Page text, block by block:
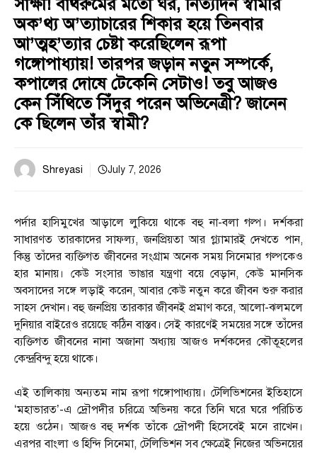
সাক্ষী! বাথরুমের মতো ঘর, নিত্যদিন স্বামীর
অক’থ্য অ’ত্যাচারের শিকার হয়ে তিনবার
আ’ত্মহ’ত্যার চেষ্টা করেছিলেন রূপা
গঙ্গোপাধ্যায়! তারপর জড়ান নতুন সম্পর্কে,
কপালের দোষে টেকেনি সেটাও! তবু আজও
কেন সিঁথিতে সিঁদুর পরেন অভিনেত্রী? জানেন
কে ছিলেন তাঁর স্বামী?
Shreyasi July 7, 2026
পর্দার হাসিমুখের আড়ালে লুকিয়ে থাকে বহু না-বলা গল্প। দর্শকরা
সাধারণত তারকাদের সাফল্য, জনপ্রিয়তা আর গ্ল্যামারই দেখতে পান,
কিন্তু তাঁদের ব্যক্তিগত জীবনের সংগ্রাম অনেক সময় সিনেমার গল্পকেও
হার মানায়। কেউ সংসার ভাঙার যন্ত্রণা বয়ে বেড়ান, কেউ মানসিক
অবসাদের সঙ্গে লড়াই করেন, আবার কেউ নতুন করে জীবন শুরু করার
সাহস দেখান। বহু জনপ্রিয় তারকার জীবনই প্রমাণ করে, আলো-ঝলমলে
দুনিয়ার বাইরেও রয়েছে কঠিন বাস্তব। সেই কারণেই সময়ের সঙ্গে তাঁদের
ব্যক্তিগত জীবনের নানা অজানা অধ্যায় আজও দর্শকদের কৌতূহলের
কেন্দ্রবিন্দু হয়ে থাকে।
এই তালিকায় অন্যতম নাম রূপা গঙ্গোপাধ্যায়। টেলিভিশনের ইতিহাসে
‘মহাভারত’-এ দ্রৌপদীর চরিত্রে অভিনয় করে তিনি ঘরে ঘরে পরিচিত
হয়ে ওঠেন। আজও বহু দর্শক তাঁকে দ্রৌপদী হিসেবেই মনে রাখেন।
এরপর বাংলা ও হিন্দি সিনেমা, টেলিভিশন সব ক্ষেত্রেই নিজের অভিনয়ের